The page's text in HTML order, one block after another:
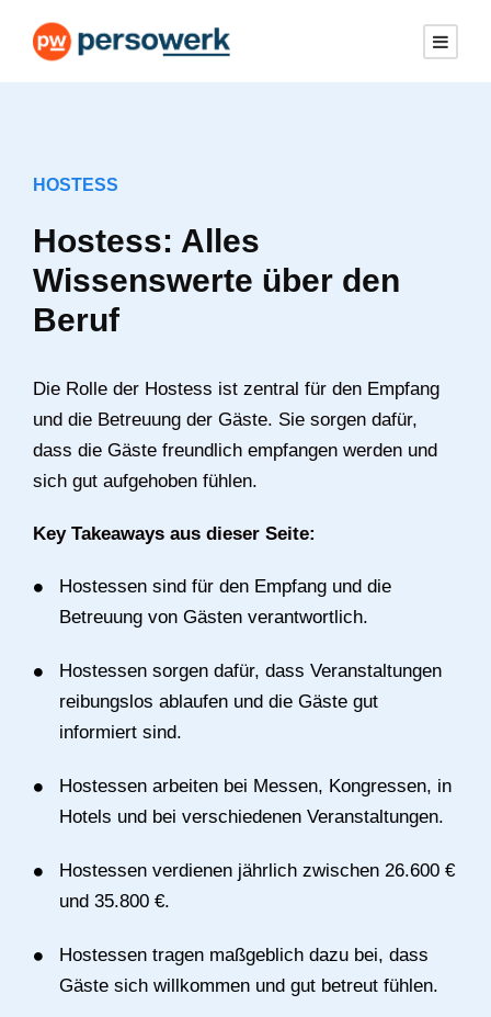
HOSTESS
Hostess: Alles
Wissenswerte über den
Beruf
Die Rolle der Hostess ist zentral für den Empfang
und die Betreuung der Gäste. Sie sorgen dafür,
dass die Gäste freundlich empfangen werden und
sich gut aufgehoben fühlen.
Key Takeaways aus dieser Seite:
Hostessen sind für den Empfang und die
Betreuung von Gästen verantwortlich.
Hostessen sorgen dafür, dass Veranstaltungen
reibungslos ablaufen und die Gäste gut
informiert sind.
Hostessen arbeiten bei Messen, Kongressen, in
Hotels und bei verschiedenen Veranstaltungen.
Hostessen verdienen jährlich zwischen 26.600 €
und 35.800 €.
Hostessen tragen maßgeblich dazu bei, dass
Gäste sich willkommen und gut betreut fühlen.